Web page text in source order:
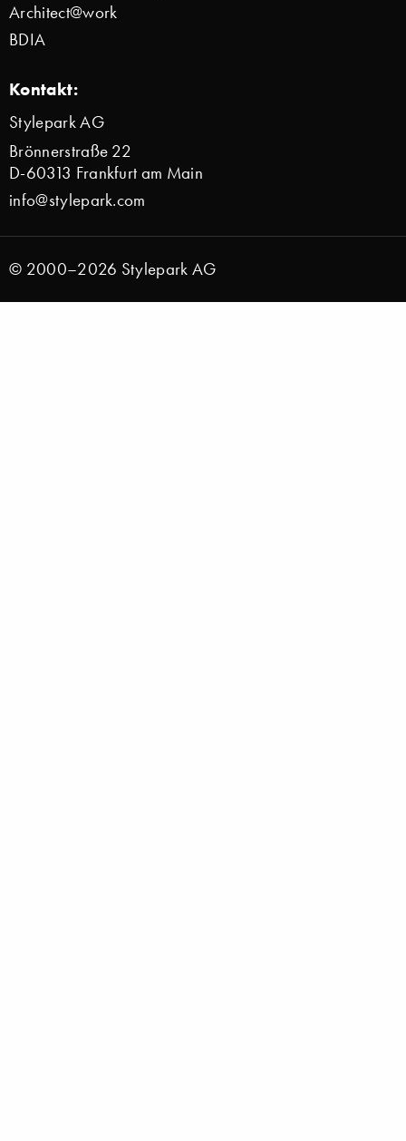
Architect@work
BDIA
Kontakt:
Stylepark AG
Brönnerstraße 22
D-60313 Frankfurt am Main
info@stylepark.com
© 2000–2026 Stylepark AG